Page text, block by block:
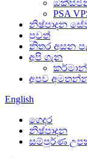
PSA
නිෂ්පාදන
පුවත්
නිතර අසන
අපි ගැන
අපව
English
ගෙදර
නිෂ්පාදන
සම්පූර්ණ